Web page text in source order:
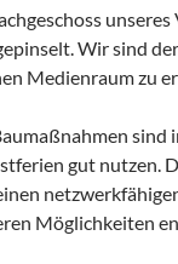
Wir sind
Medienraum zu
sind
gut nutzen.
Möglichkeiten